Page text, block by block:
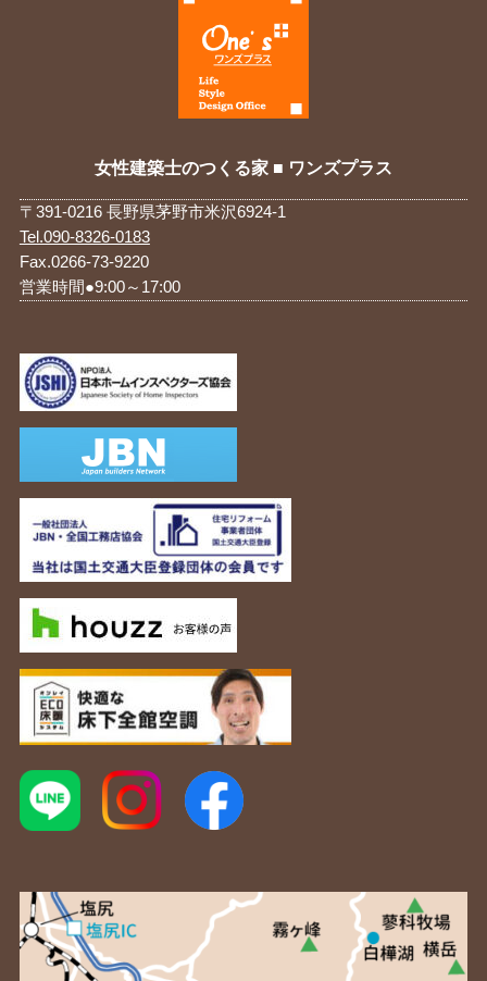
女性建築士のつくる家 ■ ワンズプラス
〒391-0216 長野県茅野市米沢6924-1
Tel.090-8326-0183
Fax.0266-73-9220
営業時間●9:00～17:00